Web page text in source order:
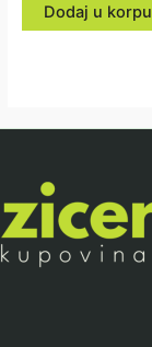
Dodaj u korpu